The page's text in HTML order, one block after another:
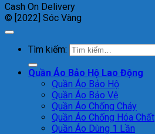
Cash On Delivery
© [2022] Sóc Vàng
Tìm kiếm:
Quần Áo Bảo Hộ Lao Động
Quần Áo Bảo Hộ
Quần Áo Bảo Vệ
Quần Áo Chống Cháy
Quần Áo Chống Hóa Chất
Quần Áo Dùng 1 Lần